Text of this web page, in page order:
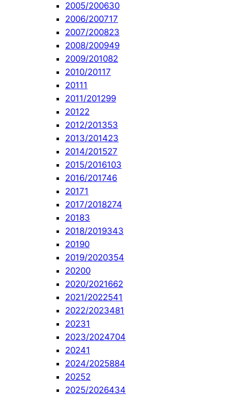
2005/200630
2006/200717
2007/200823
2008/200949
2009/201082
2010/20117
20111
2011/201299
20122
2012/201353
2013/201423
2014/201527
2015/2016103
2016/201746
20171
2017/2018274
20183
2018/2019343
20190
2019/2020354
20200
2020/2021662
2021/2022541
2022/2023481
20231
2023/2024704
20241
2024/2025884
20252
2025/2026434